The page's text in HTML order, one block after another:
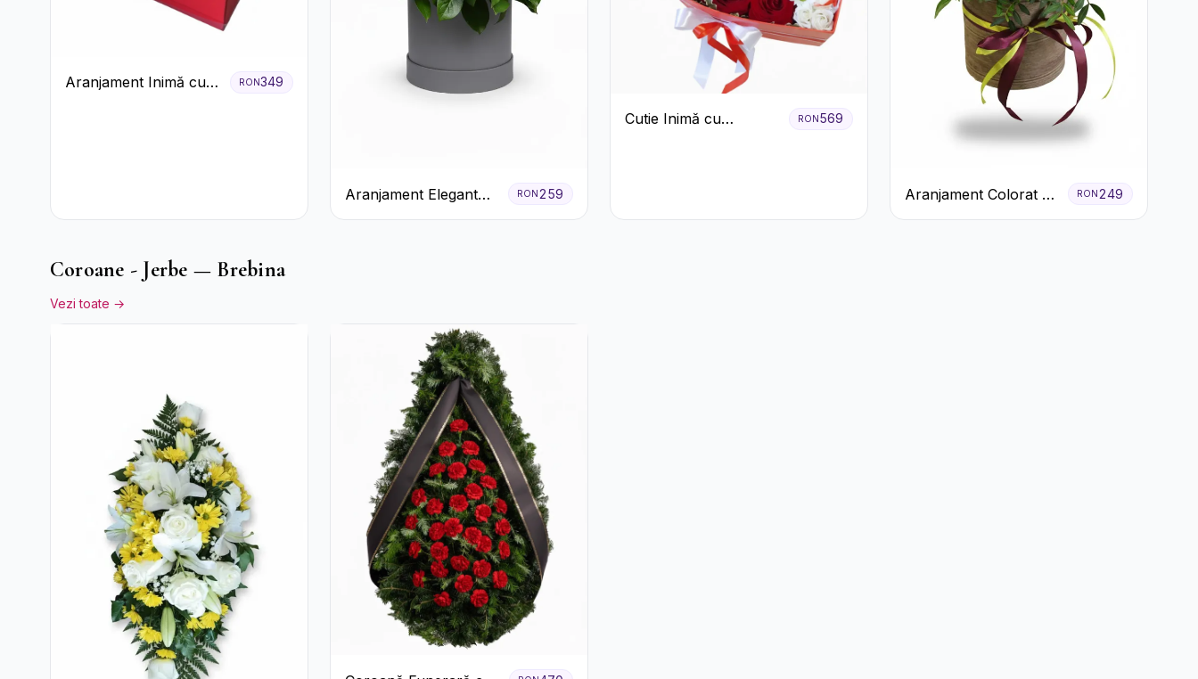
Aranjament Inimă cu
RON349
Aranjament Elegant
Alb-Verde în Cutie Gri
RON259
Cutie Inimă cu
RON569
Aranjament Colorat cu
Crizanteme în Cutie
RON249
Coroane - Jerbe — Brebina
Vezi toate →